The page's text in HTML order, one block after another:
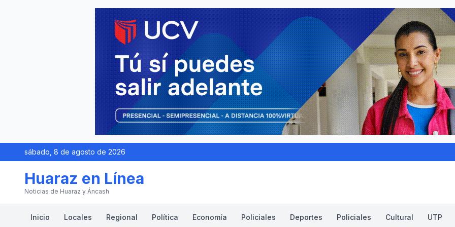
sábado, 8 de agosto de 2026
Huaraz en Línea
Noticias de Huaraz y Áncash
Inicio Locales Regional Política Economía Policiales Deportes Policiales Cultural UTP